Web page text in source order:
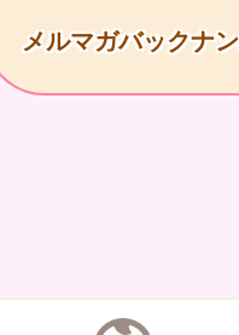
メルマガバックナ